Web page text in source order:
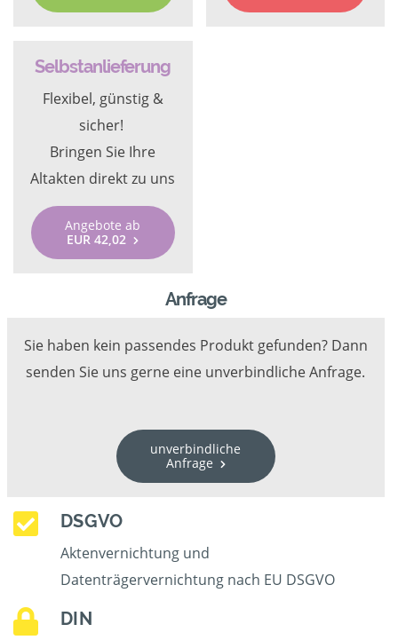
Selbstanlieferung
Flexibel, günstig &
sicher!
Bringen Sie Ihre
Altakten direkt zu uns
Angebote ab
EUR 42,02
Anfrage
Sie haben kein passendes Produkt gefunden? Dann
senden Sie uns gerne eine unverbindliche Anfrage.
unverbindliche
Anfrage
DSGVO
Aktenvernichtung und
Datenträgervernichtung nach EU DSGVO
DIN